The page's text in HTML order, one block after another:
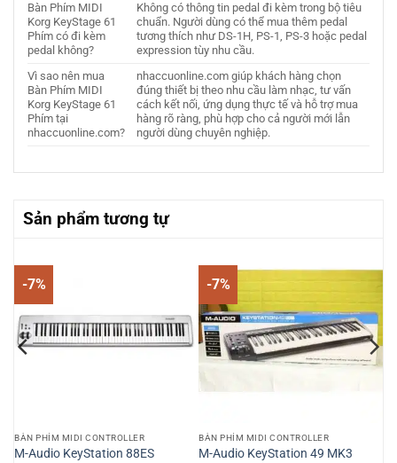
Bàn Phím MIDI
Korg KeyStage 61
Phím có đi kèm
pedal không?
Không có thông tin pedal đi kèm trong bộ tiêu
chuẩn. Người dùng có thể mua thêm pedal
tương thích như DS-1H, PS-1, PS-3 hoặc pedal
expression tùy nhu cầu.
Vì sao nên mua
Bàn Phím MIDI
Korg KeyStage 61
Phím tại
nhaccuonline.com?
nhaccuonline.com giúp khách hàng chọn
đúng thiết bị theo nhu cầu làm nhạc, tư vấn
cách kết nối, ứng dụng thực tế và hỗ trợ mua
hàng rõ ràng, phù hợp cho cả người mới lẫn
người dùng chuyên nghiệp.
Sản phẩm tương tự
-7%
BÀN PHÍM MIDI CONTROLLER
M-Audio KeyStation 88ES
-7%
BÀN PHÍM MIDI CONTROLLER
M-Audio KeyStation 49 MK3